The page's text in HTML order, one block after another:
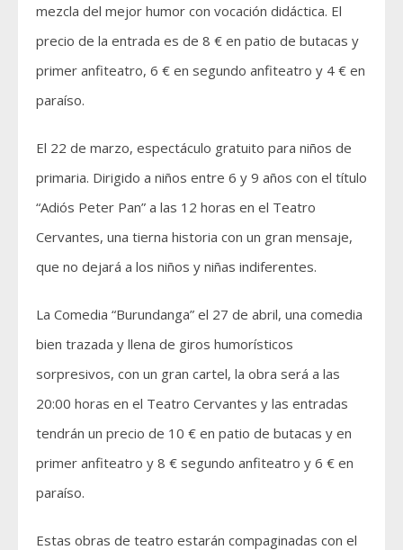
mezcla del mejor humor con vocación didáctica. El
precio de la entrada es de 8 € en patio de butacas y
primer anfiteatro, 6 € en segundo anfiteatro y 4 € en
paraíso.
El 22 de marzo, espectáculo gratuito para niños de
primaria. Dirigido a niños entre 6 y 9 años con el título
“Adiós Peter Pan” a las 12 horas en el Teatro
Cervantes, una tierna historia con un gran mensaje,
que no dejará a los niños y niñas indiferentes.
La Comedia “Burundanga” el 27 de abril, una comedia
bien trazada y llena de giros humorísticos
sorpresivos, con un gran cartel, la obra será a las
20:00 horas en el Teatro Cervantes y las entradas
tendrán un precio de 10 € en patio de butacas y en
primer anfiteatro y 8 € segundo anfiteatro y 6 € en
paraíso.
Estas obras de teatro estarán compaginadas con el